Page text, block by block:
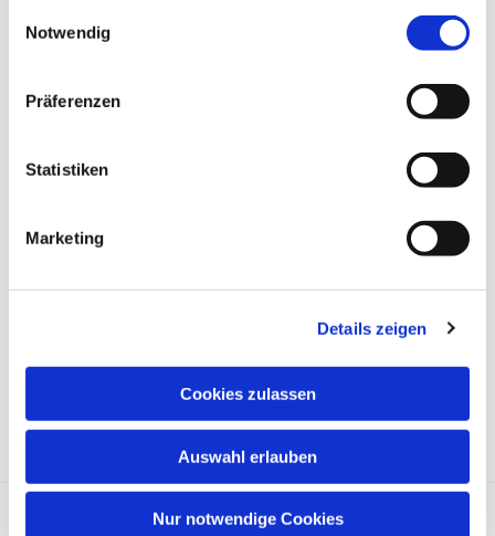
Notwendig
Präferenzen
Statistiken
Marketing
Details zeigen
Cookies zulassen
Auswahl erlauben
Nur notwendige Cookies